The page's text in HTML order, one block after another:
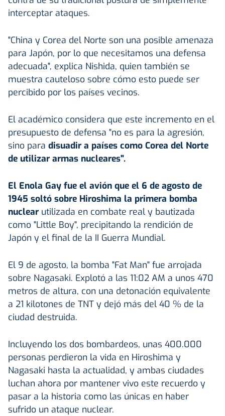
interceptar ataques.
"China y Corea del Norte son una posible amenaza
para Japón, por lo que necesitamos una defensa
adecuada", explica Nishida, quien también se
muestra cauteloso sobre cómo esto puede ser
percibido por los países vecinos.
El académico considera que este incremento en el
presupuesto de defensa "no es para la agresión,
sino para disuadir a países como Corea del Norte
de utilizar armas nucleares".
El Enola Gay fue el avión que el 6 de agosto de
1945 soltó sobre Hiroshima la primera bomba
nuclear utilizada en combate real y bautizada
como "Little Boy", precipitando la rendición de
Japón y el final de la II Guerra Mundial.
El 9 de agosto, la bomba "Fat Man" fue arrojada
sobre Nagasaki. Explotó a las 11:02 AM a unos 470
metros de altura, con una detonación equivalente
a 21 kilotones de TNT y dejó más del 40 % de la
ciudad destruida.
Incluyendo los dos bombardeos, unas 400.000
personas perdieron la vida en Hiroshima y
Nagasaki hasta la actualidad, y ambas ciudades
luchan ahora por mantener vivo este recuerdo y
pasar a la historia como las únicas en haber
sufrido un ataque nuclear.